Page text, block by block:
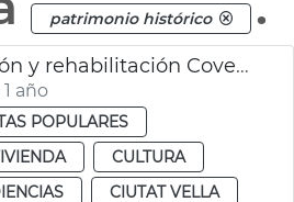
patrimonio histórico
JGL expropiación y rehabilitación Covetes de Sant Joan
año
POPULARES
CULTURA
CIUTAT VELLA